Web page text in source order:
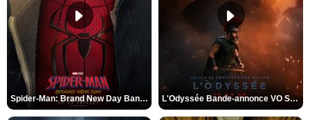
Spider-Man: Brand New Day Bande-annonce VO STFR L'Odyssée Bande-annonce VO STFR